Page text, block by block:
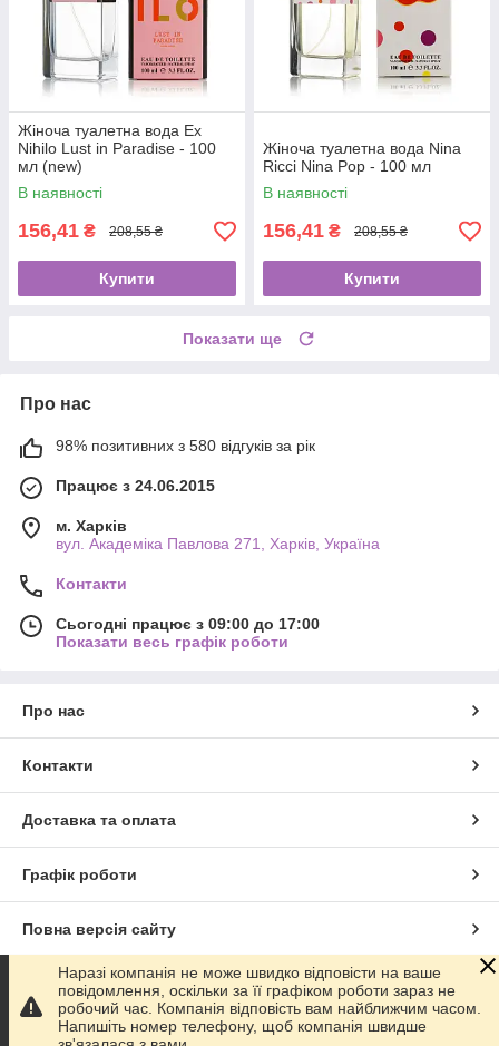
Жіноча туалетна вода Ex
Nihilo Lust in Paradise - 100
мл (new)
В наявності
156,41 ₴ 208,55 ₴
Купити
Жіноча туалетна вода Nina
Ricci Nina Pop - 100 мл
В наявності
156,41 ₴ 208,55 ₴
Купити
Показати ще
Про нас
98% позитивних з 580 відгуків за рік
Працює з 24.06.2015
м. Харків
вул. Академіка Павлова 271, Харків, Україна
Контакти
Сьогодні працює з 09:00 до 17:00
Показати весь графік роботи
Про нас
Контакти
Доставка та оплата
Графік роботи
Повна версія сайту
Сайт створено на маркетплейсіProm.ua
Політика конфіденційності
Наразі компанія не може швидко відповісти на ваше
повідомлення, оскільки за її графіком роботи зараз не
робочий час. Компанія відповість вам найближчим часом.
Напишіть номер телефону, щоб компанія швидше